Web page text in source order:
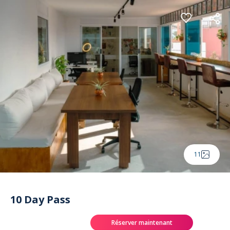
Panneau de gestion des cookies
11
10 Day Pass
Réserver maintenant